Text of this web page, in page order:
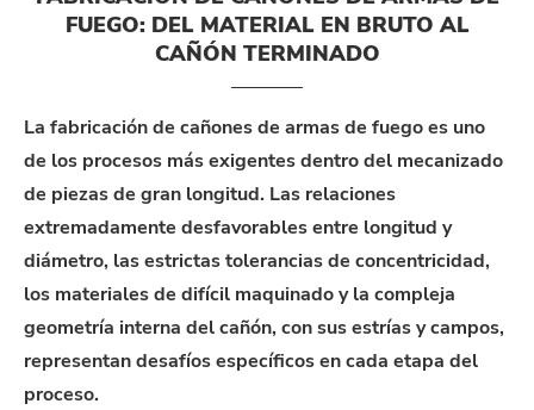
FUEGO: DEL MATERIAL EN BRUTO AL
CAÑÓN TERMINADO
La fabricación de cañones de armas de fuego es uno
de los procesos más exigentes dentro del mecanizado
de piezas de gran longitud. Las relaciones
extremadamente desfavorables entre longitud y
diámetro, las estrictas tolerancias de concentricidad,
los materiales de difícil maquinado y la compleja
geometría interna del cañón, con sus estrías y campos,
representan desafíos específicos en cada etapa del
proceso.